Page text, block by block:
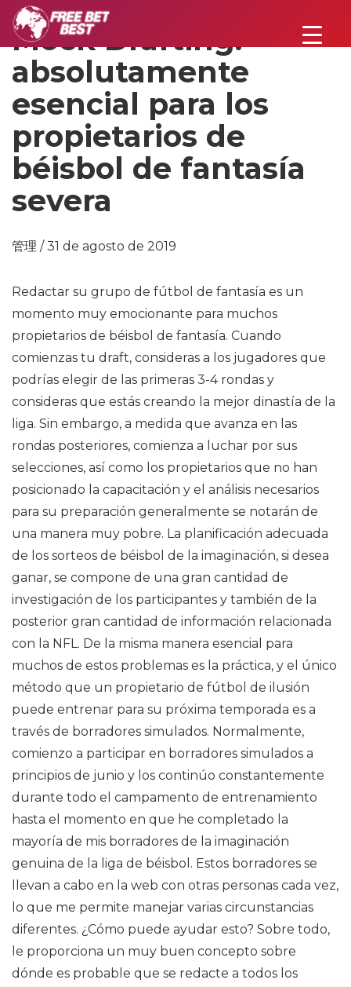
Mock Drafting:
absolutamente
esencial para los
propietarios de
béisbol de fantasía
severa
管理 / 31 de agosto de 2019
Redactar su grupo de fútbol de fantasía es un
momento muy emocionante para muchos
propietarios de béisbol de fantasía. Cuando
comienzas tu draft, consideras a los jugadores que
podrías elegir de las primeras 3-4 rondas y
consideras que estás creando la mejor dinastía de la
liga. Sin embargo, a medida que avanza en las
rondas posteriores, comienza a luchar por sus
selecciones, así como los propietarios que no han
posicionado la capacitación y el análisis necesarios
para su preparación generalmente se notarán de
una manera muy pobre. La planificación adecuada
de los sorteos de béisbol de la imaginación, si desea
ganar, se compone de una gran cantidad de
investigación de los participantes y también de la
posterior gran cantidad de información relacionada
con la NFL. De la misma manera esencial para
muchos de estos problemas es la práctica, y el único
método que un propietario de fútbol de ilusión
puede entrenar para su próxima temporada es a
través de borradores simulados. Normalmente,
comienzo a participar en borradores simulados a
principios de junio y los continúo constantemente
durante todo el campamento de entrenamiento
hasta el momento en que he completado la
mayoría de mis borradores de la imaginación
genuina de la liga de béisbol. Estos borradores se
llevan a cabo en la web con otras personas cada vez,
lo que me permite manejar varias circunstancias
diferentes. ¿Cómo puede ayudar esto? Sobre todo,
le proporciona un muy buen concepto sobre
dónde es probable que se redacte a todos los